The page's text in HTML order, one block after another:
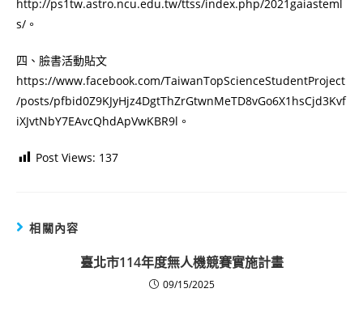
http://ps1tw.astro.ncu.edu.tw/ttss/index.php/2021gaiasteml
s/。
四、臉書活動貼文
https://www.facebook.com/TaiwanTopScienceStudentProject
/posts/pfbid0Z9KJyHjz4DgtThZrGtwnMeTD8vGo6X1hsCjd3Kvf
iXJvtNbY7EAvcQhdApVwKBR9l。
Post Views: 137
相關內容
臺北市114年度無人機競賽實施計畫
09/15/2025